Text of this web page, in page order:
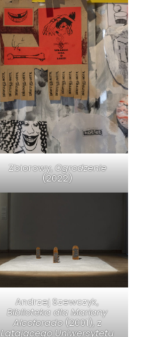
Zbiorowy,Ogrodzenie
(2022)
Andrzej Szewczyk,
Biblioteka dla Mariany
Alcoforado(2001), z
Latającego Uniwersytetu